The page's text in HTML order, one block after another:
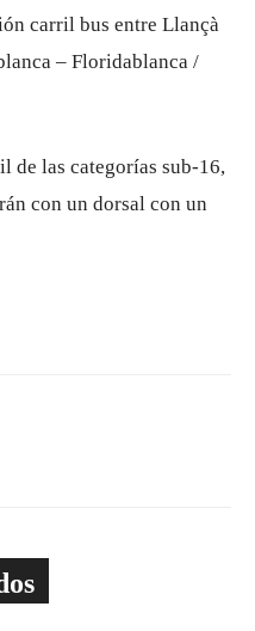
carril bus entre Llançà
– Floridablanca /
de las categorías sub-16,
con un dorsal con un